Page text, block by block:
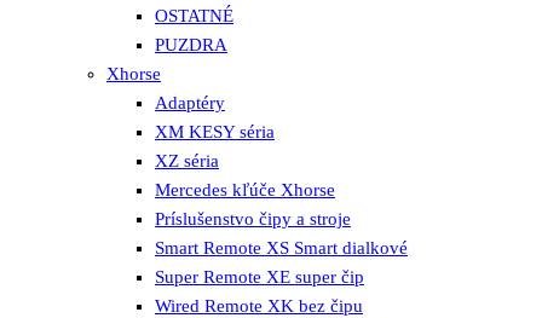
OSTATNÉ
PUZDRA
Xhorse
Adaptéry
XM KESY séria
XZ séria
Mercedes kľúče Xhorse
Príslušenstvo čipy a stroje
Smart Remote XS Smart dialkové
Super Remote XE super čip
Wired Remote XK bez čipu